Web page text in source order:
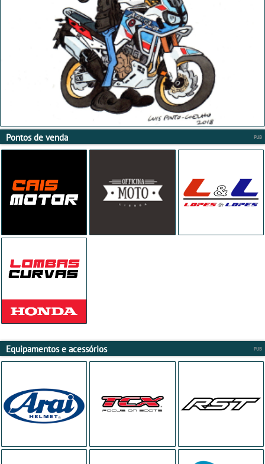
Pontos de venda
Equipamentos e acessórios